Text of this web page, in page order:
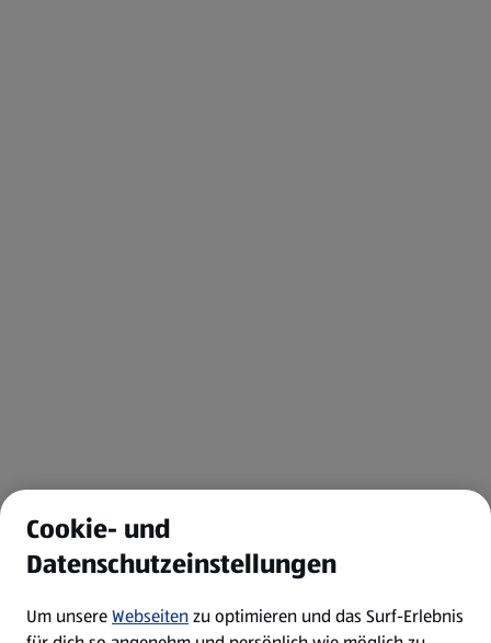
Cookie- und
Datenschutzeinstellungen
Um unsereWebseitenzu optimieren und das Surf-Erlebnis